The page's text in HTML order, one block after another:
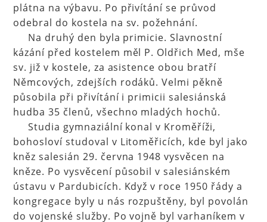
plátna na výbavu. Po přivítání se průvod
odebral do kostela na sv. požehnání.
Na druhý den byla primicie. Slavnostní
kázání před kostelem měl P. Oldřich Med, mše
sv. již v kostele, za asistence obou bratří
Němcových, zdejších rodáků. Velmi pěkně
působila při přivítání i primicii salesiánská
hudba 35 členů, všechno mladých hochů.
Studia gymnaziální konal v Kroměříži,
bohosloví studoval v Litoměřicích, kde byl jako
kněz salesián 29. června 1948 vysvěcen na
kněze. Po vysvěcení působil v salesiánském
ústavu v Pardubicích. Když v roce 1950 řády a
kongregace byly u nás rozpuštěny, byl povolán
do vojenské služby. Po vojně byl varhaníkem v